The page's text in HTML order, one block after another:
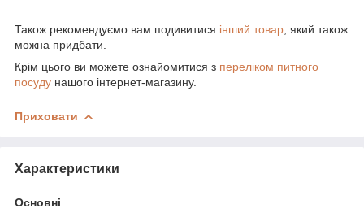
Також рекомендуємо вам подивитися інший товар , який також
можна придбати.
Крім цього ви можете ознайомитися з переліком питного
посуду нашого інтернет-магазину.
Приховати
Характеристики
Основні